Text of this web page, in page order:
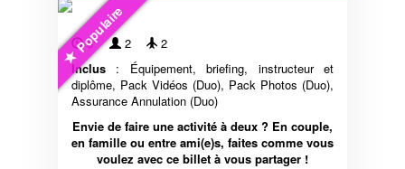
Populaire
6' 2
2
Inclus : Équipement, briefing, instructeur et
diplôme, Pack Vidéos (Duo), Pack Photos (Duo),
Assurance Annulation (Duo)
Envie de faire une activité à deux ? En couple,
en famille ou entre ami(e)s, faites comme vous
voulez avec ce billet à vous partager !